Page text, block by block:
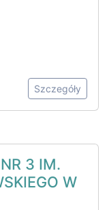
Szczegóły
3 IM.
W